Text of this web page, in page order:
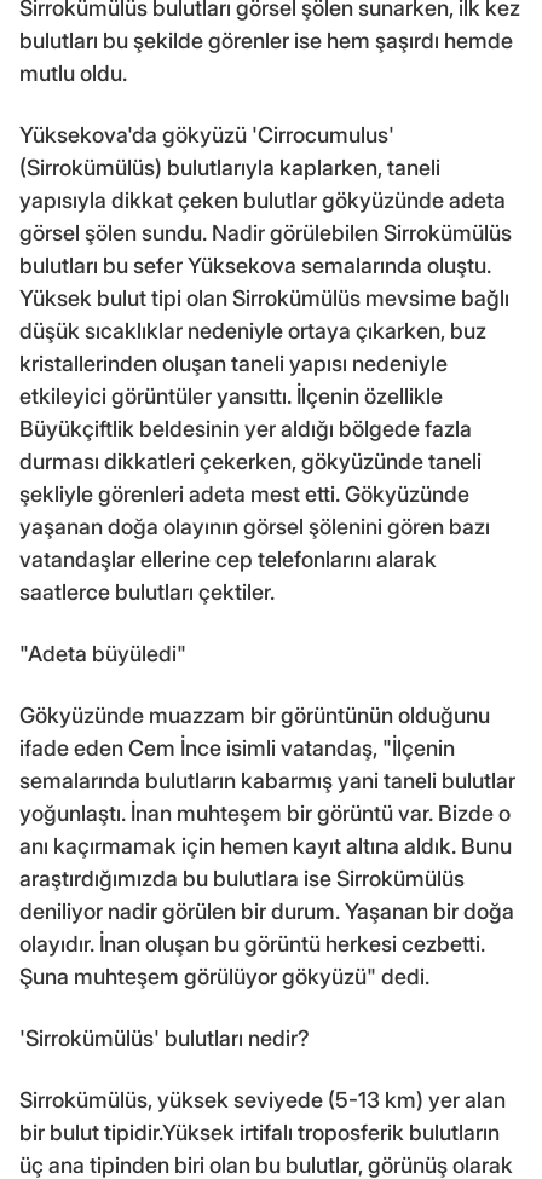
Sirrokümülüs bulutları görsel şölen sunarken, ilk kez
bulutları bu şekilde görenler ise hem şaşırdı hemde
mutlu oldu.
Yüksekova'da gökyüzü 'Cirrocumulus'
(Sirrokümülüs) bulutlarıyla kaplarken, taneli
yapısıyla dikkat çeken bulutlar gökyüzünde adeta
görsel şölen sundu. Nadir görülebilen Sirrokümülüs
bulutları bu sefer Yüksekova semalarında oluştu.
Yüksek bulut tipi olan Sirrokümülüs mevsime bağlı
düşük sıcaklıklar nedeniyle ortaya çıkarken, buz
kristallerinden oluşan taneli yapısı nedeniyle
etkileyici görüntüler yansıttı. İlçenin özellikle
Büyükçiftlik beldesinin yer aldığı bölgede fazla
durması dikkatleri çekerken, gökyüzünde taneli
şekliyle görenleri adeta mest etti. Gökyüzünde
yaşanan doğa olayının görsel şölenini gören bazı
vatandaşlar ellerine cep telefonlarını alarak
saatlerce bulutları çektiler.
"Adeta büyüledi"
Gökyüzünde muazzam bir görüntünün olduğunu
ifade eden Cem İnce isimli vatandaş, "İlçenin
semalarında bulutların kabarmış yani taneli bulutlar
yoğunlaştı. İnan muhteşem bir görüntü var. Bizde o
anı kaçırmamak için hemen kayıt altına aldık. Bunu
araştırdığımızda bu bulutlara ise Sirrokümülüs
deniliyor nadir görülen bir durum. Yaşanan bir doğa
olayıdır. İnan oluşan bu görüntü herkesi cezbetti.
Şuna muhteşem görülüyor gökyüzü" dedi.
'Sirrokümülüs' bulutları nedir?
Sirrokümülüs, yüksek seviyede (5-13 km) yer alan
bir bulut tipidir.Yüksek irtifalı troposferik bulutların
üç ana tipinden biri olan bu bulutlar, görünüş olarak